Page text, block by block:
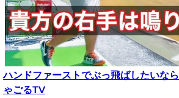
ハンドファーストでぶっ飛ばしたいな
ゃごるTV